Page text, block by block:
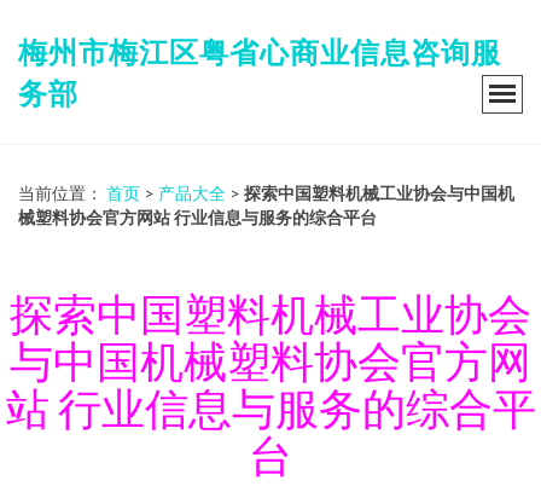
梅州市梅江区粤省心商业信息咨询服
务部
当前位置： 首页 > 产品大全 > 探索中国塑料机械工业协会与中国机
械塑料协会官方网站 行业信息与服务的综合平台
探索中国塑料机械工业协会
与中国机械塑料协会官方网
站 行业信息与服务的综合平
台